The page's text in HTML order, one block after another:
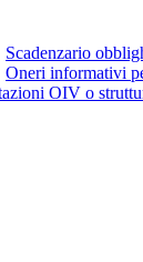
Scadenzario
Oneri informativi
OIV o